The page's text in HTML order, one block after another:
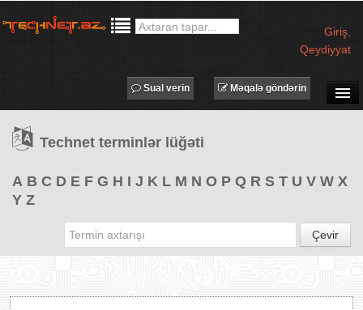
Giriş
Qeydiyyat
TƏDBİRLƏR
PROQRAMLAR
Məqalə göndərin
Sual verin
Technet terminlər lüğəti
A B C D E F G H I J K L M N O P Q R S T U V W X
Y Z
Çevir